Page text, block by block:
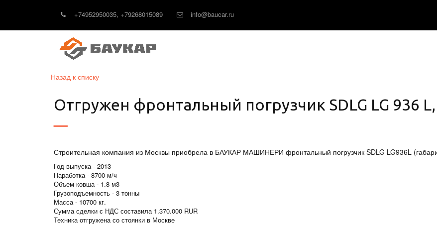
+74952950035, +79268015089 info@baucar.ru
Назад к списку
Отгружен фронтальный погрузчик SDLG LG 936 L,
Строительная компания из Москвы приобрела в БАУКАР МАШИНЕРИ фронтальный погрузчик SDLG LG936L
Год выпуска - 2013
Наработка - 8700 м/ч
Объем ковша - 1.8 м3
Грузоподъемность - 3 тонны
Масса - 10700 кг.
Сумма сделки с НДС составила 1.370.000 RUR
Техника отгружена со стоянки в Москве